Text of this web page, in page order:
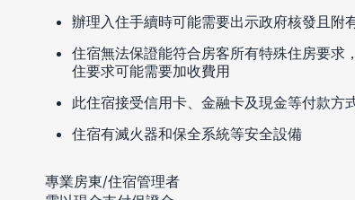
辦理入住手續時可能需要出示政府核發且附
住宿無法保證能符合房客所有特殊住房要求
住要求可能需要加收費用
此住宿接受信用卡、金融卡及現金等付款方
住宿有滅火器和保全系統等安全設備
專業房東/住宿管理者